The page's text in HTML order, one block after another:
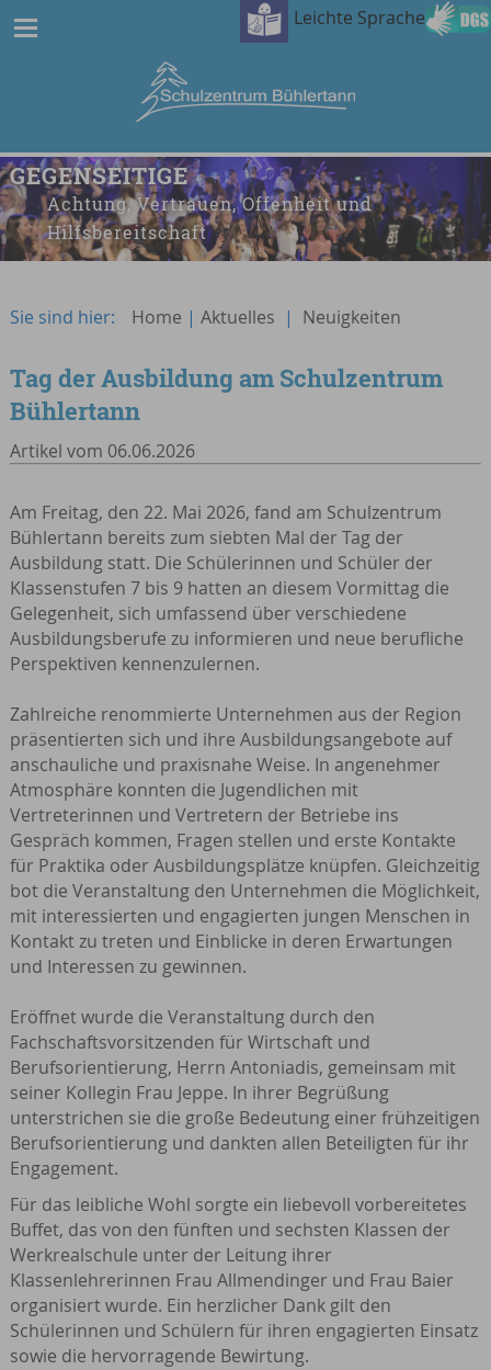
Leichte Sprache
GEGENSEITIGE
Achtung, Vertrauen, Offenheit und
Hilfsbereitschaft
Sie sind hier: Home | Aktuelles | Neuigkeiten
Tag der Ausbildung am Schulzentrum
Bühlertann
Artikel vom 06.06.2026
Am Freitag, den 22. Mai 2026, fand am Schulzentrum
Bühlertann bereits zum siebten Mal der Tag der
Ausbildung statt. Die Schülerinnen und Schüler der
Klassenstufen 7 bis 9 hatten an diesem Vormittag die
Gelegenheit, sich umfassend über verschiedene
Ausbildungsberufe zu informieren und neue berufliche
Perspektiven kennenzulernen.
Zahlreiche renommierte Unternehmen aus der Region
präsentierten sich und ihre Ausbildungsangebote auf
anschauliche und praxisnahe Weise. In angenehmer
Atmosphäre konnten die Jugendlichen mit
Vertreterinnen und Vertretern der Betriebe ins
Gespräch kommen, Fragen stellen und erste Kontakte
für Praktika oder Ausbildungsplätze knüpfen. Gleichzeitig
bot die Veranstaltung den Unternehmen die Möglichkeit,
mit interessierten und engagierten jungen Menschen in
Kontakt zu treten und Einblicke in deren Erwartungen
und Interessen zu gewinnen.
Eröffnet wurde die Veranstaltung durch den
Fachschaftsvorsitzenden für Wirtschaft und
Berufsorientierung, Herrn Antoniadis, gemeinsam mit
seiner Kollegin Frau Jeppe. In ihrer Begrüßung
unterstrichen sie die große Bedeutung einer frühzeitigen
Berufsorientierung und dankten allen Beteiligten für ihr
Engagement.
Für das leibliche Wohl sorgte ein liebevoll vorbereitetes
Buffet, das von den fünften und sechsten Klassen der
Werkrealschule unter der Leitung ihrer
Klassenlehrerinnen Frau Allmendinger und Frau Baier
organisiert wurde. Ein herzlicher Dank gilt den
Schülerinnen und Schülern für ihren engagierten Einsatz
sowie die hervorragende Bewirtung.